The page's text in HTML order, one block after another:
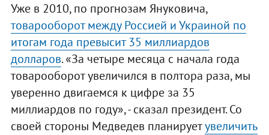
Уже в 2010, по прогнозам Януковича,
товарооборот между Россией и Украиной по
итогам года превысит 35 миллиардов
долларов. «За четыре месяца с начала года
товарооборот увеличился в полтора раза, мы
уверенно двигаемся к цифре за 35
миллиардов по году», - сказал президент. Со
своей стороны Медведев планируетувеличить